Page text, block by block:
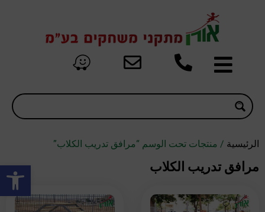
الرئيسية / منتجات تحت الوسم “مرافق تدريب الكلاب”
مرافق تدريب الكلاب